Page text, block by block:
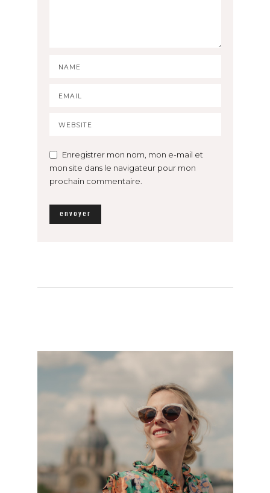
Enregistrer mon nom, mon e-mail et
mon site dans le navigateur pour mon
prochain commentaire.